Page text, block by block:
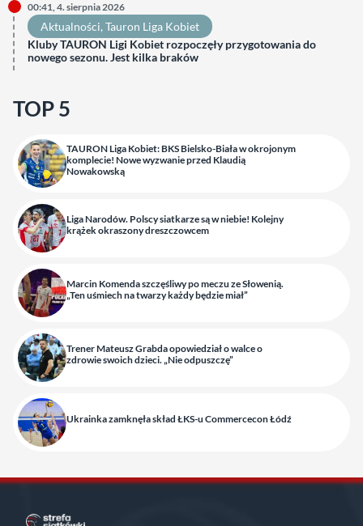
00:41, 4. sierpnia 2026
Aktualności, Tauron Liga Kobiet
Kluby TAURON Ligi Kobiet rozpoczęły przygotowania do
nowego sezonu. Jest kilka braków
TOP 5
TAURON Liga Kobiet: BKS Bielsko-Biała w okrojonym
komplecie! Nowe wyzwanie przed Klaudią
Nowakowską
Liga Narodów. Polscy siatkarze są w niebie! Kolejny
krążek okraszony dreszczowcem
Marcin Komenda szczęśliwy po meczu ze Słowenią.
„Ten uśmiech na twarzy każdy będzie miał”
Trener Mateusz Grabda opowiedział o walce o
zdrowie swoich dzieci. „Nie odpuszczę”
Ukrainka zamknęła skład ŁKS-u Commercecon Łódź